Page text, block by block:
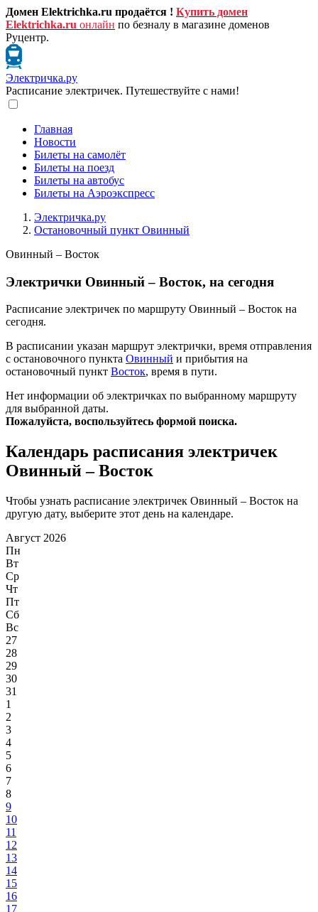
Домен Elektrichka.ru продаётся ! Купить домен
Elektrichka.ru онлайн по безналу в магазине доменов
Руцентр.
Электричка.ру
Расписание электричек. Путешествуйте с нами!
Главная
Новости
Билеты на самолёт
Билеты на поезд
Билеты на автобус
Билеты на Аэроэкспресс
Электричка.ру
Остановочный пункт Овинный
Овинный – Восток
Электрички Овинный – Восток, на сегодня
Расписание электричек по маршруту Овинный – Восток на
сегодня.
В расписании указан маршрут электрички, время отправления
с остановочного пункта Овинный и прибытия на
остановочный пункт Восток, время в пути.
Нет информации об электричках по выбранному маршруту
для выбранной даты.
Пожалуйста, воспользуйтесь формой поиска.
Календарь расписания электричек
Овинный – Восток
Чтобы узнать расписание электричек Овинный – Восток на
другую дату, выберите этот день на календаре.
Август 2026
Пн
Вт
Ср
Чт
Пт
Сб
Вс
27
28
29
30
31
1
2
3
4
5
6
7
8
9
10
11
12
13
14
15
16
17